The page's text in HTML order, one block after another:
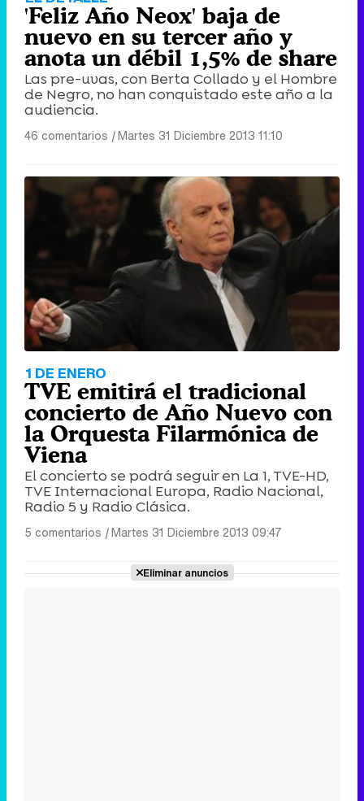
'Feliz Año Neox' baja de
nuevo en su tercer año y
anota un débil 1,5% de share
Las pre-uvas, con Berta Collado y el Hombre
de Negro, no han conquistado este año a la
audiencia.
46 comentarios |Martes 31 Diciembre 2013 11:10
1 DE ENERO
TVE emitirá el tradicional
concierto de Año Nuevo con
la Orquesta Filarmónica de
Viena
El concierto se podrá seguir en La 1, TVE-HD,
TVE Internacional Europa, Radio Nacional,
Radio 5 y Radio Clásica.
5 comentarios |Martes 31 Diciembre 2013 09:47
Eliminar anuncios